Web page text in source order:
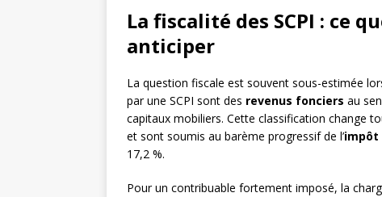
La fiscalité des SCPI : ce
anticiper
La question fiscale est souvent sous-estimée
par une SCPI sont des revenus fonciers au
capitaux mobiliers. Cette classification change
et sont soumis au barème progressif de l’impôt
17,2 %.
Pour un contribuable fortement imposé, la